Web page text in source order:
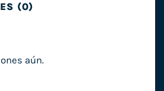
(0)
aún.